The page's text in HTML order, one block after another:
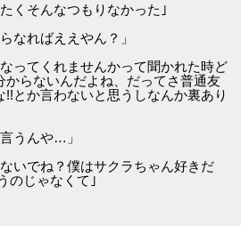
くそんなつもりなかった｣
なればええやん？」
ってくれませんかって聞かれた時ど
からないんだよね、だってさ普通友
とか言わないと思うしなんか裏あり
うんや…」
いでね？僕はサクラちゃん好きだ
のじゃなくて｣